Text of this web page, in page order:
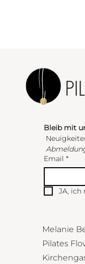
Bleib mit
Email *
JA, ich
Melanie
Pilates